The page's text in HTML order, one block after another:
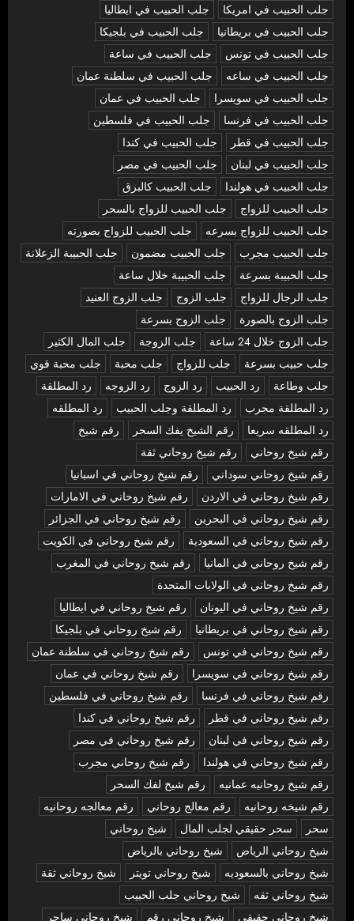
جلب الحبيب في امريكا
جلب الحبيب في ايطاليا
جلب الحبيب في بريطانيا
جلب الحبيب في بلجيكا
جلب الحبيب في تونس
جلب الحبيب في ساعة
جلب الحبيب في ساعه
جلب الحبيب في سلطنة عمان
جلب الحبيب في سويسرا
جلب الحبيب في عمان
جلب الحبيب في فرنسا
جلب الحبيب في فلسطين
جلب الحبيب في قطر
جلب الحبيب في كندا
جلب الحبيب في لبنان
جلب الحبيب في مصر
جلب الحبيب في هولندا
جلب الحبيب كالبرق
جلب الحبيب للزواج
جلب الحبيب للزواج بالسحر
جلب الحبيب للزواج بسرعه
جلب الحبيب للزواج بصورته
جلب الحبيب مجرب
جلب الحبيب مضمون
جلب الحبيبة الزعلانة
جلب الحبيبة بسرعة
جلب الحبيبة خلال ساعة
جلب الرجال للزواج
جلب الزوج
جلب الزوج العنيد
جلب الزوج بالصورة
جلب الزوج بسرعة
جلب الزوج خلال 24 ساعة
جلب الزوجة
جلب المال الكثير
جلب حبيب بسرعة
جلب للزواج جلب محبة
جلب محبة قوي
جلب وطاعة
رد الحبيب رد الزوج رد الزوجه
رد المطلقة
رد المطلقة مجرب
رد المطلقة وجلب الحبيب
رد المطلقه
رد المطلقه سريعا
رقم الشيخ يفك السحر
رقم شيخ
رقم شيخ روحاني
رقم شيخ روحاني ثقة
رقم شيخ روحاني سوداني
رقم شيخ روحاني في اسبانيا
رقم شيخ روحاني في الاردن
رقم شيخ روحاني في الامارات
رقم شيخ روحاني في البحرين
رقم شيخ روحاني في الجزائر
رقم شيخ روحاني في السعودية
رقم شيخ روحاني في الكويت
رقم شيخ روحاني في المانيا
رقم شيخ روحاني في المغرب
رقم شيخ روحاني في الولايات المتحدة
رقم شيخ روحاني في اليونان
رقم شيخ روحاني في ايطاليا
رقم شيخ روحاني في بريطانيا
رقم شيخ روحاني في بلجيكا
رقم شيخ روحاني في تونس
رقم شيخ روحاني في سلطنة عمان
رقم شيخ روحاني في سويسرا
رقم شيخ روحاني في عمان
رقم شيخ روحاني في فرنسا
رقم شيخ روحاني في فلسطين
رقم شيخ روحاني في قطر
رقم شيخ روحاني في كندا
رقم شيخ روحاني في لبنان
رقم شيخ روحاني في مصر
رقم شيخ روحاني في هولندا
رقم شيخ روحاني مجرب
رقم شيخ روحانيه عمانيه
رقم شيخ لفك السحر
رقم شيخه روحانيه
رقم معالج روحاني
رقم معالجه روحانيه
سحر
سحر حقيقي لجلب المال
شيخ روحاني
شيخ روحاني الرياض
شيخ روحاني بالرياض
شيخ روحاني بالسعوديه
شيخ روحاني تويتر
شيخ روحاني ثقة
شيخ روحاني ثقه
شيخ روحاني جلب الحبيب
شيخ روحاني حقيقي
شيخ روحاني رقم
شيخ روحاني ساحر